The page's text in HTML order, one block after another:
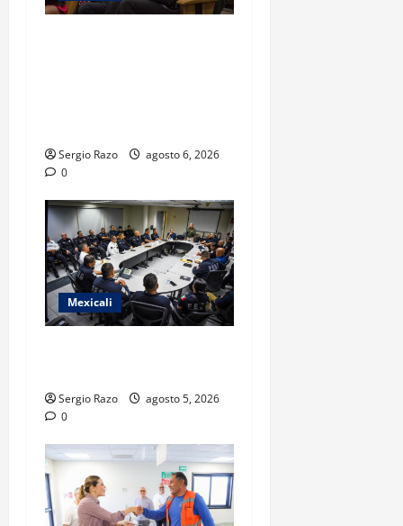
Sergio Razo
agosto 6, 2026
0
Mexicali
Sergio Razo
agosto 5, 2026
0